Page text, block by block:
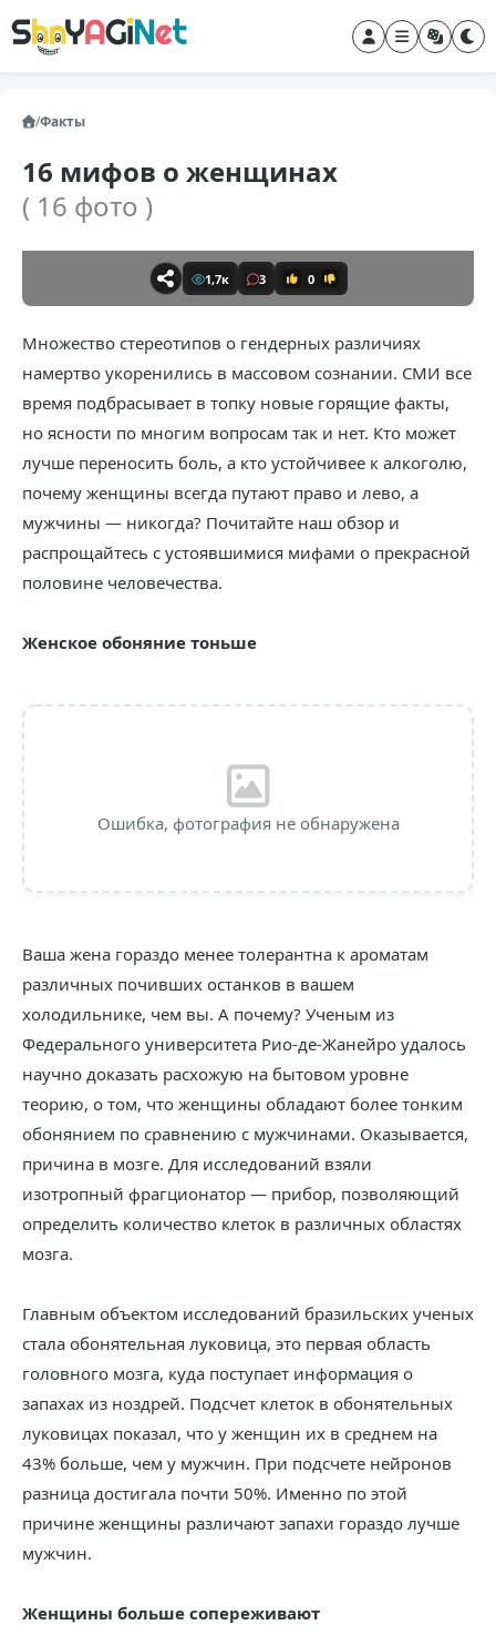
/Факты
16 мифов о женщинах
( 16 фото )
1,7к 3 0
Множество стереотипов о гендерных различиях
намертво укоренились в массовом сознании. СМИ все
время подбрасывает в топку новые горящие факты,
но ясности по многим вопросам так и нет. Кто может
лучше переносить боль, а кто устойчивее к алкоголю,
почему женщины всегда путают право и лево, а
мужчины — никогда? Почитайте наш обзор и
распрощайтесь с устоявшимися мифами о прекрасной
половине человечества.
Женское обоняние тоньше
Ошибка, фотография не обнаружена
Ваша жена гораздо менее толерантна к ароматам
различных почивших останков в вашем
холодильнике, чем вы. А почему? Ученым из
Федерального университета Рио-де-Жанейро удалось
научно доказать расхожую на бытовом уровне
теорию, о том, что женщины обладают более тонким
обонянием по сравнению с мужчинами. Оказывается,
причина в мозге. Для исследований взяли
изотропный фрагционатор — прибор, позволяющий
определить количество клеток в различных областях
мозга.
Главным объектом исследований бразильских ученых
стала обонятельная луковица, это первая область
головного мозга, куда поступает информация о
запахах из ноздрей. Подсчет клеток в обонятельных
луковицах показал, что у женщин их в среднем на
43% больше, чем у мужчин. При подсчете нейронов
разница достигала почти 50%. Именно по этой
причине женщины различают запахи гораздо лучше
мужчин.
Женщины больше сопереживают